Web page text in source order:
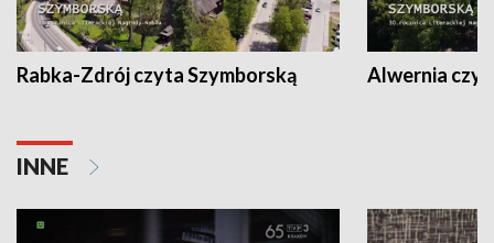
Rabka-Zdrój czyta Szymborską Alwernia
INNE